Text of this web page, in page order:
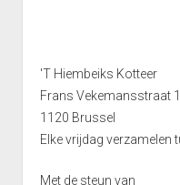
'T Hiembeiks Kotteer
Frans Vekemansstraat
1120 Brussel
Elke vrijdag verzamelen
Met de steun van